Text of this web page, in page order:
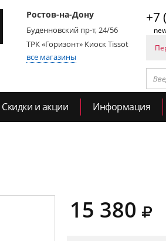
Ростов-на-Дону
Буденновский пр-т, 24/56
ТРК «Горизонт» Киоск Tissot
все магазины
+7
Скидки и акции Информация
15 380